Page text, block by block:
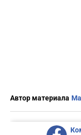
Автор материала